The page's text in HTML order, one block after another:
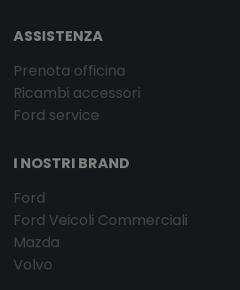
ASSISTENZA
Prenota officina
Ricambi accessori
Ford service
I NOSTRI BRAND
Ford
Ford Veicoli Commerciali
Mazda
Volvo